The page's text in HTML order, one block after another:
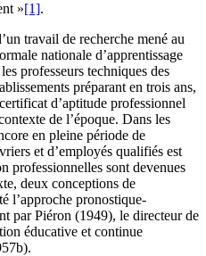
»[1].
travail de recherche mené au
nationale d’apprentissage
professeurs techniques des
préparant en trois ans,
d’aptitude professionnel
de l’époque. Dans les
en pleine période de
et d’employés qualifiés est
professionnelles sont devenues
deux conceptions de
l’approche pronostique-
par Piéron (1949), le directeur de
éducative et continue